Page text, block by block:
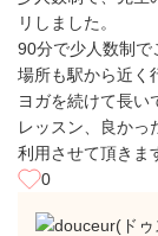
リしました。
90分で少人数制で
場所も駅から近く
ヨガを続けて長い
レッスン、良かっ
利用させて頂きま
0